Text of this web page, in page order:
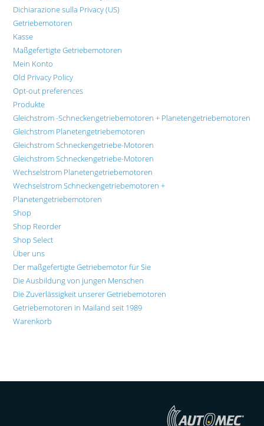
Dichiarazione sulla Privacy (US)
Getriebemotoren
Kasse
Maßgefertigte Getriebemotoren
Mein Konto
Old Privacy Policy
Opt-out preferences
Produkte
Gleichstrom -Schneckengetriebemotoren + Planetengetriebemotoren
Gleichstrom Planetengetriebemotoren
Gleichstrom Schneckengetriebe-Motoren
Gleichstrom Schneckengetriebe-Motoren
Wechselstrom Planetengetriebemotoren
Wechselstrom Schneckengetriebemotoren +
Planetengetriebemotoren
Shop
Shop Reorder
Shop Select
Über uns
Der maßgefertigte Getriebemotor für Sie
Die Ausbildung von jungen Menschen
Die Zuverlässigkeit unserer Getriebemotoren
Getriebemotoren in Mailand seit 1989
Warenkorb